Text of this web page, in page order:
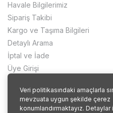
Veri politikasındaki amaçlarla
mevzuata uygun şekilde çerez
konumlandırmaktayız. Detaylar
Havale Bilgilerimiz
Sipariş Takibi
Kargo ve Taşıma Bilgileri
Detaylı Arama
İptal ve İade
Üye Girişi